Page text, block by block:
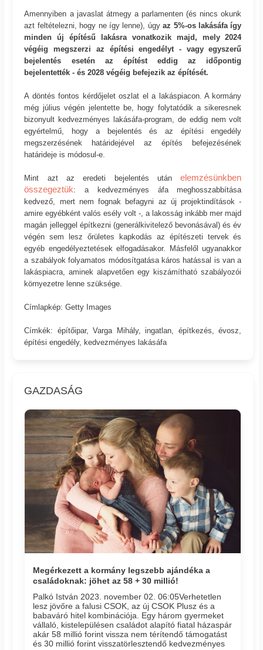
Amennyiben a javaslat átmegy a parlamenten (és nincs okunk
azt feltételezni, hogy ne így lenne), úgyaz 5%-os lakásáfa így
minden új építésű lakásra vonatkozik majd, mely 2024
végéig megszerzi az építési engedélyt - vagy egyszerű
bejelentés esetén az építést eddig az időpontig
bejelentették - és 2028 végéig befejezik az építését.
A döntés fontos kérdőjelet oszlat el a lakáspiacon. A kormány
még július végén jelentette be, hogy folytatódik a sikeresnek
bizonyult kedvezményes lakásáfa-program, de eddig nem volt
egyértelmű, hogy a bejelentés és az építési engedély
megszerzésének határidejével az építés befejezésének
határideje is módosul-e.
Mint azt az eredeti bejelentés utánelemzésünkben
összegeztük: a kedvezményes áfa meghosszabbítása
kedvező, mert nem fognak befagyni az új projektindítások -
amire egyébként valós esély volt -, a lakosság inkább mer majd
magán jelleggel építkezni (generálkivitelező bevonásával) és év
végén sem lesz őrületes kapkodás az építészeti tervek és
egyéb engedélyeztetések elfogadásakor. Másfelől ugyanakkor
a szabályok folyamatos módosítgatása káros hatással is van a
lakáspiacra, aminek alapvetően egy kiszámítható szabályozói
környezetre lenne szüksége.
Címlapkép: Getty Images
Címkék: építőipar, Varga Mihály, ingatlan, építkezés, évosz,
építési engedély, kedvezményes lakásáfa
GAZDASÁG
Megérkezett a kormány legszebb ajándéka a
családoknak: jöhet az 58 + 30 millió!
Palkó István 2023. november 02. 06:05​Verhetetlen
lesz jövőre a falusi CSOK, az új CSOK Plusz és a
babaváró hitel kombinációja. Egy három gyermeket
vállaló, kistelepülésen családot alapító fiatal házaspár
akár 58 millió forint vissza nem térítendő támogatást
és 30 millió forint visszatörlesztendő kedvezményes